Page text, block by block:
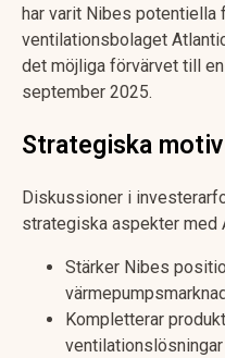
har varit Nibes potentiella
ventilationsbolaget
det möjliga förvärvet till
september 2025.
Strategiska
Diskussioner i
strategiska aspekter med
Stärker Nibes
Kompletterar
ventilationslösningar